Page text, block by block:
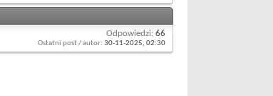
Odpowiedzi: 66
Ostatni post / autor: 30-11-2025, 02:30